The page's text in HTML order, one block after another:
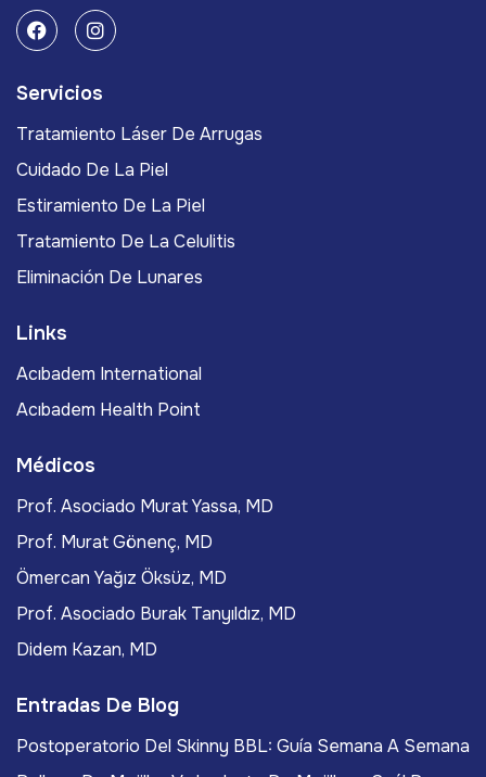
Servicios
Tratamiento Láser De Arrugas
Cuidado De La Piel
Estiramiento De La Piel
Tratamiento De La Celulitis
Eliminación De Lunares
Links
Acıbadem International
Acıbadem Health Point
Médicos
Prof. Asociado Murat Yassa, MD
Prof. Murat Gönenç, MD
Ömercan Yağız Öksüz, MD
Prof. Asociado Burak Tanyıldız, MD
Didem Kazan, MD
Entradas De Blog
Postoperatorio Del Skinny BBL: Guía Semana A Semana